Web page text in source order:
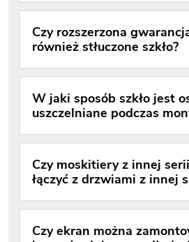
Czy rozszerzona
również stłuczone szkło?
W jaki sposób szkło jest
uszczelniane podczas
Czy moskitiery z innej
łączyć z drzwiami z innej
Czy ekran można